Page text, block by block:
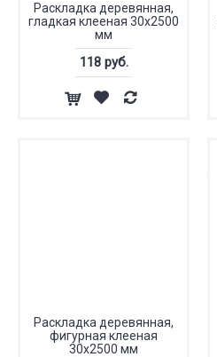
Раскладка деревянная,
гладкая клееная 30x2500
мм
118 руб.
Раскладка деревянная,
фигурная клееная
30x2500 мм